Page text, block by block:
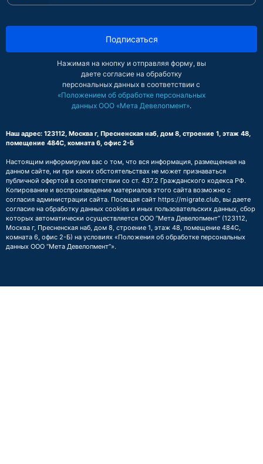
Подписаться
Нажимая на кнопку и отправляя форму, вы
даете согласие на обработку
персональных данных в соответствии с
«Положением об обработке персональных
данных ООО «Мета Девелопмент».
Наш адрес: 123112, Москва г, Пресненская наб, дом 8, строение 1, этаж 48,
помещение 484С, комната 6, офис 2-Б
Настоящим информируем вас о том, что вся информация, размещенная на
данном сайте, ни при каких обстоятельствах не может признаваться
публичной офертой в соответствии со ст. 437.2 Гражданского кодекса РФ.
Копирование и воспроизведение материалов этого сайта возможно с
согласия администрации сайта. Посещая сайт https://migrate.club, вы даете
согласие на обработку данных cookies и иных пользовательских данных, сбор
которых автоматически осуществляется ООО “Мета Девелопмент” (123112,
Москва г, Пресненская наб, дом 8, строение 1, этаж 48, помещение 484С,
комната 6, офис 2-Б) на условиях «Положения об обработке персональных
данных ООО “Мета Девелопмент”».